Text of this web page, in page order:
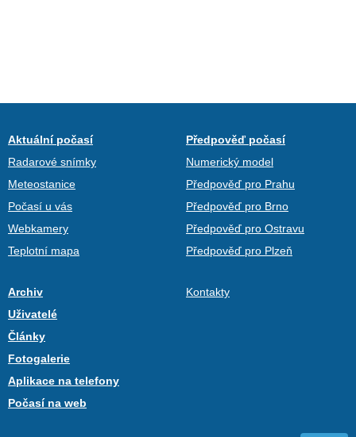
Aktuální počasí
Radarové snímky
Meteostanice
Počasí u vás
Webkamery
Teplotní mapa
Předpověď počasí
Numerický model
Předpověď pro Prahu
Předpověď pro Brno
Předpověď pro Ostravu
Předpověď pro Plzeň
Archiv
Uživatelé
Články
Fotogalerie
Aplikace na telefony
Počasí na web
Kontakty